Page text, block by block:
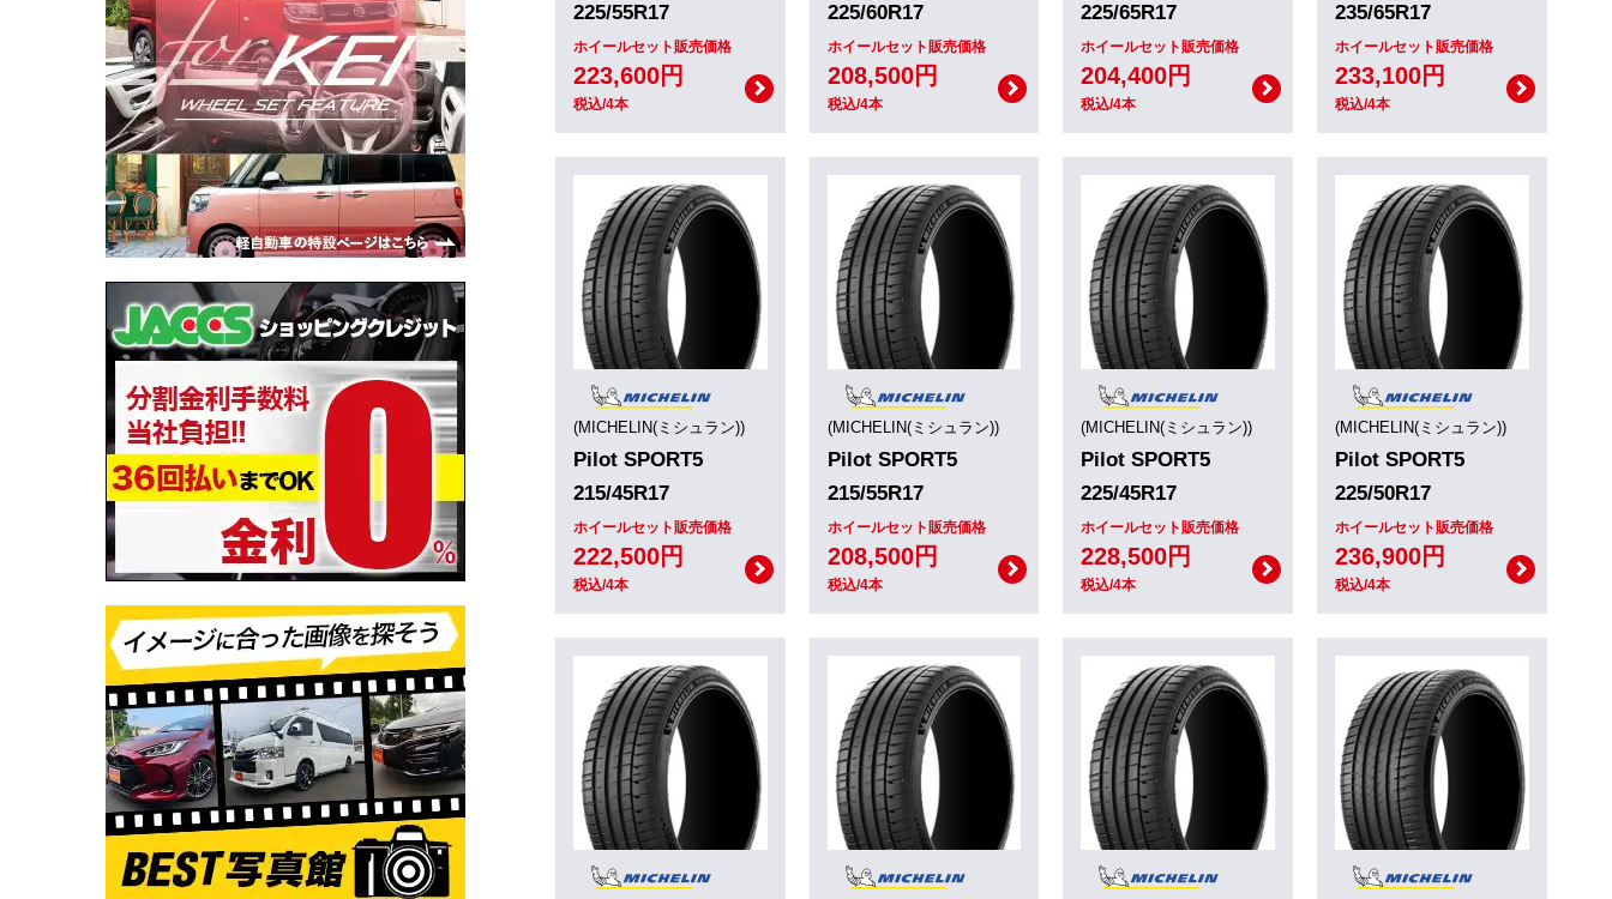
225/55R17
ホイールセット販売価格
223,600円
税込/4本
225/60R17
ホイールセット販売価格
208,500円
税込/4本
225/65R17
ホイールセット販売価格
204,400円
税込/4本
235/65R17
ホイールセット販売価格
233,100円
税込/4本
(MICHELIN(ミシュラン))
Pilot SPORT5
215/45R17
ホイールセット販売価格
222,500円
税込/4本
(MICHELIN(ミシュラン))
Pilot SPORT5
215/55R17
ホイールセット販売価格
208,500円
税込/4本
(MICHELIN(ミシュラン))
Pilot SPORT5
225/45R17
ホイールセット販売価格
228,500円
税込/4本
(MICHELIN(ミシュラン))
Pilot SPORT5
225/50R17
ホイールセット販売価格
236,900円
税込/4本